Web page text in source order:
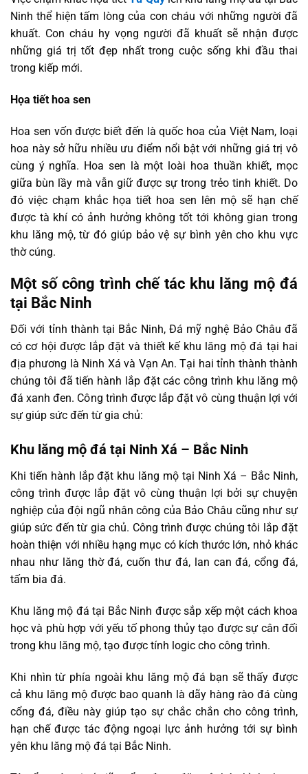
Ninh thể hiện tấm lòng của con cháu với những người đã
khuất. Con cháu hy vọng người đã khuất sẽ nhận được
những giá trị tốt đẹp nhất trong cuộc sống khi đầu thai
trong kiếp mới.
Họa tiết hoa sen
Hoa sen vốn được biết đến là quốc hoa của Việt Nam, loại
hoa này sở hữu nhiều ưu điểm nổi bật với những giá trị vô
cùng ý nghĩa. Hoa sen là một loài hoa thuần khiết, mọc
giữa bùn lầy mà vẫn giữ được sự trong trẻo tinh khiết. Do
đó việc chạm khắc họa tiết hoa sen lên mộ sẽ hạn chế
được tà khí có ảnh hưởng không tốt tới không gian trong
khu lăng mộ, từ đó giúp bảo vệ sự bình yên cho khu vực
thờ cúng.
Một số công trình chế tác khu lăng mộ đá
tại Bắc Ninh
Đối với tỉnh thành tại Bắc Ninh, Đá mỹ nghệ Bảo Châu đã
có cơ hội được lắp đặt và thiết kế khu lăng mộ đá tại hai
địa phương là Ninh Xá và Vạn An. Tại hai tỉnh thành thành
chúng tôi đã tiến hành lắp đặt các công trình khu lăng mộ
đá xanh đen. Công trình được lắp đặt vô cùng thuận lợi với
sự giúp sức đến từ gia chủ:
Khu lăng mộ đá tại Ninh Xá – Bắc Ninh
Khi tiến hành lắp đặt khu lăng mộ tại Ninh Xá – Bắc Ninh,
công trình được lắp đặt vô cùng thuận lợi bởi sự chuyện
nghiệp của đội ngũ nhân công của Bảo Châu cũng như sự
giúp sức đến từ gia chủ. Công trình được chúng tôi lắp đặt
hoàn thiện với nhiều hạng mục có kích thước lớn, nhỏ khác
nhau như lăng thờ đá, cuốn thư đá, lan can đá, cổng đá,
tấm bia đá.
Khu lăng mộ đá tại Bắc Ninh được sắp xếp một cách khoa
học và phù hợp với yếu tố phong thủy tạo được sự cân đối
trong khu lăng mộ, tạo được tính logic cho công trình.
Khi nhìn từ phía ngoài khu lăng mộ đá bạn sẽ thấy được
cả khu lăng mộ được bao quanh là dãy hàng rào đá cùng
cổng đá, điều này giúp tạo sự chắc chắn cho công trình,
hạn chế được tác động ngoại lực ảnh hưởng tới sự bình
yên khu lăng mộ đá tại Bắc Ninh.